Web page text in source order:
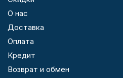
О нас
Доставка
Оплата
Кредит
Возврат и обмен